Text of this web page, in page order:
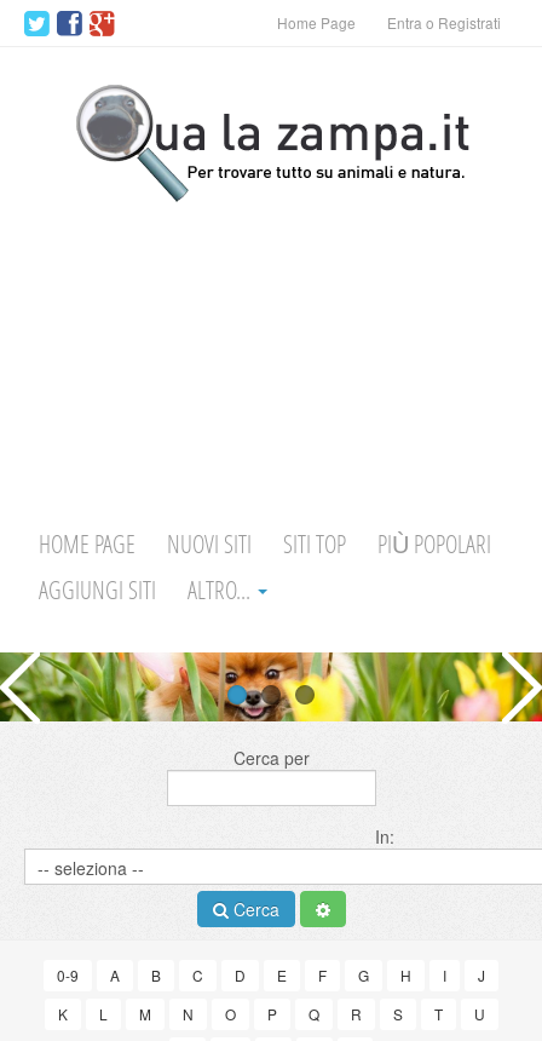
Home Page Entra o Registrati
HOME PAGE NUOVI SITI SITI TOP
PIÙ POPOLARI
AGGIUNGI SITI
ALTRO...
Cerca per
In:
Cerca
0-9 A B C D E F G H I
J
K
L M N O P Q R S T
U